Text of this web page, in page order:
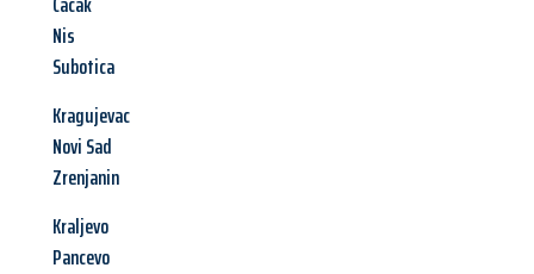
Nis
Subotica
Kragujevac
Novi Sad
Zrenjanin
Kraljevo
Pancevo